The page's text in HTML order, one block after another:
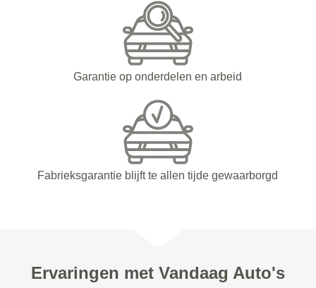
Garantie op onderdelen en arbeid
Fabrieksgarantie blijft te allen tijde gewaarborgd
Ervaringen met Vandaag Auto's